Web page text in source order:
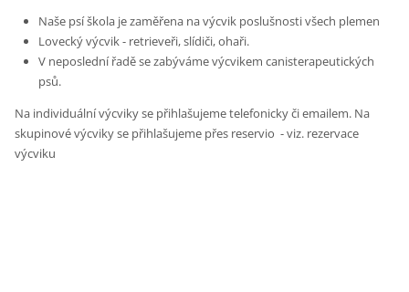
Naše psí škola je zaměřena na výcvik poslušnosti všech plemen
Lovecký výcvik - retrieveři, slídiči, ohaři.
V neposlední řadě se zabýváme výcvikem canisterapeutických
psů.
Na individuální výcviky se přihlašujeme telefonicky či emailem. Na
skupinové výcviky se přihlašujeme přes reservio - viz. rezervace
výcviku